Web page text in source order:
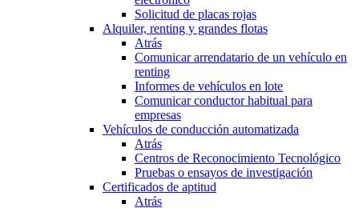
Solicitud de placas rojas
Alquiler, renting y grandes flotas
Atrás
Comunicar arrendatario de un vehículo en
renting
Informes de vehículos en lote
Comunicar conductor habitual para
empresas
Vehículos de conducción automatizada
Atrás
Centros de Reconocimiento Tecnológico
Pruebas o ensayos de investigación
Certificados de aptitud
Atrás